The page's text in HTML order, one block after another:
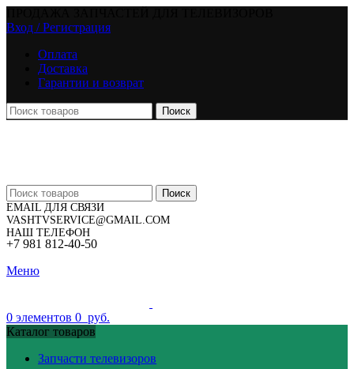
Вход / Регистрация
Оплата
Доставка
Гарантии и возврат
Поиск
Поиск
EMAIL ДЛЯ СВЯЗИ
VASHTVSERVICE@GMAIL.COM
НАШ ТЕЛЕФОН
+7 981 812-40-50
Меню
0 элементов 0 руб.
Каталог товаров
Запчасти телевизоров